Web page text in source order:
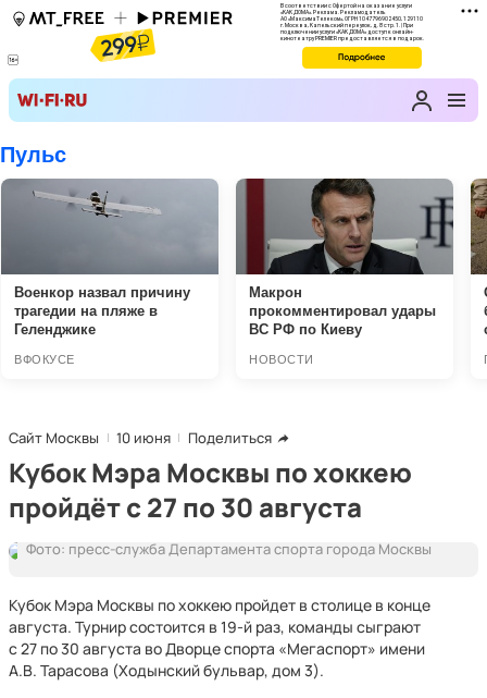
Сайт Москвы 10 июня Поделиться
Кубок Мэра Москвы по хоккею
пройдёт с 27 по 30 августа
Фото: пресс-служба Департамента спорта города Москвы
Кубок Мэра Москвы по хоккею пройдет в столице в конце
августа. Турнир состоится в 19-й раз, команды сыграют
с 27 по 30 августа во Дворце спорта «Мегаспорт» имени
А.В. Тарасова (Ходынский бульвар, дом 3).